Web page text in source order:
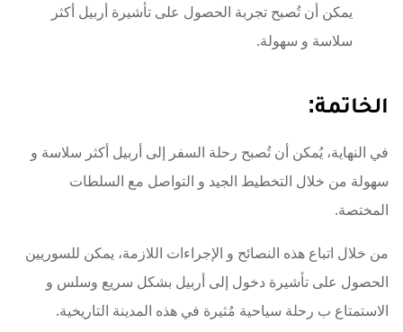
يمكن أن تُصبح تجربة الحصول على تأشيرة أربيل أكثر
سلاسة و سهولة.
الخاتمة:
في النهاية، يُمكن أن تُصبح رحلة السفر إلى أربيل أكثر سلاسة و
سهولة من خلال التخطيط الجيد و التواصل مع السلطات
المختصة.
من خلال اتباع هذه النصائح و الإجراءات اللازمة، يمكن للسوريين
الحصول على تأشيرة دخول إلى أربيل بشكل سريع وسلس و
الاستمتاع ب رحلة سياحية مُثيرة في هذه المدينة التاريخية.